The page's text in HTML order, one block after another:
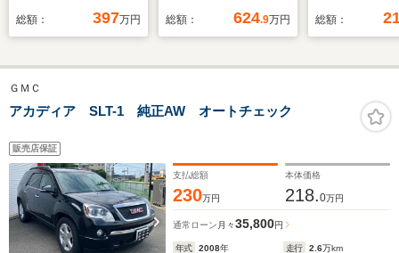
塗装アーバンカーキ
LEDテール メッキミ
ラーカバー サンルー
フ サスペンションシ
ーディオ タイベル交
換済み 本州仕入 ス
モークフィルム施工
総額： 397万円
席モニター 両側電動
全周囲カメラ デジタ
センス 電動リアゲー
総額： 624.9万円
ナビ/シートヒ
ー/ヘッドラン
横滑り防止装
クモニター/フ
総額：
ＧＭＣ
アカディア SLT-1 純正AW オートチェック
販売店保証
支払総額
230万円
本体価格
218.0万円
通常ローン 月々35,800円
年式 2008年 走行 2.6万km